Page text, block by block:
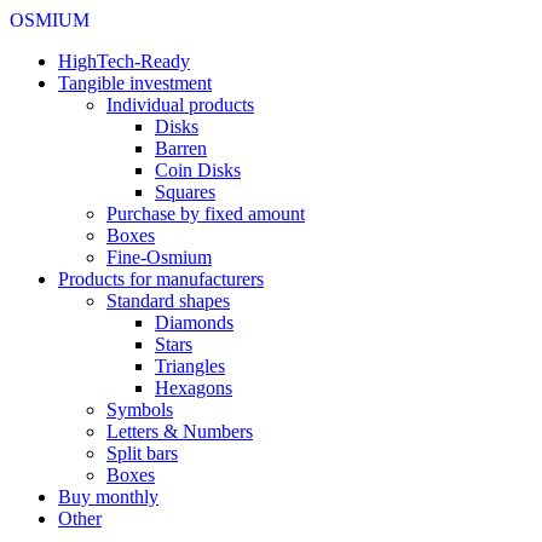
OSMIUM
HighTech-Ready
Tangible investment
Individual products
Disks
Barren
Coin Disks
Squares
Purchase by fixed amount
Boxes
Fine-Osmium
Products for manufacturers
Standard shapes
Diamonds
Stars
Triangles
Hexagons
Symbols
Letters & Numbers
Split bars
Boxes
Buy monthly
Other